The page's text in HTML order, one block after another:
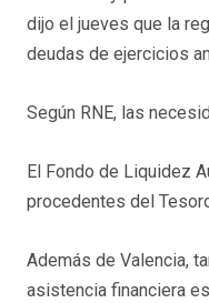
dijo el jueves que la
deudas de ejercicios
Según RNE, las
El Fondo de Liquidez
procedentes del
Además de Valencia,
asistencia financiera